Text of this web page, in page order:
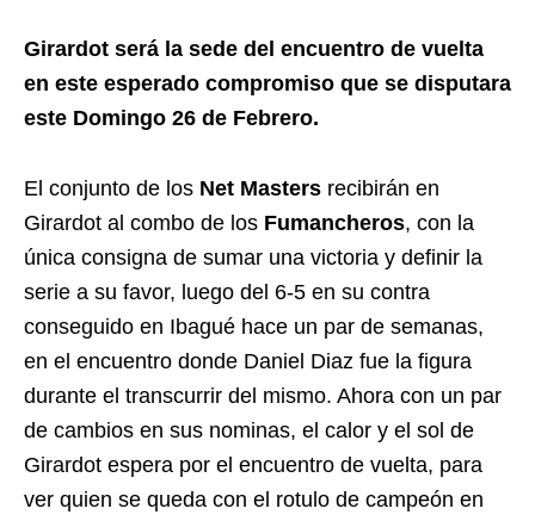
Girardot será la sede del encuentro de vuelta
en este esperado compromiso que se disputara
este Domingo 26 de Febrero.
El conjunto de los Net Masters recibirán en
Girardot al combo de los Fumancheros, con la
única consigna de sumar una victoria y definir la
serie a su favor, luego del 6-5 en su contra
conseguido en Ibagué hace un par de semanas,
en el encuentro donde Daniel Diaz fue la figura
durante el transcurrir del mismo. Ahora con un par
de cambios en sus nominas, el calor y el sol de
Girardot espera por el encuentro de vuelta, para
ver quien se queda con el rotulo de campeón en